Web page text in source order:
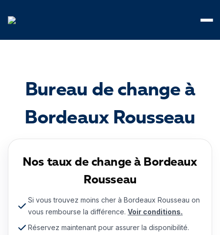
Bureau de change à
Bordeaux Rousseau
Nos taux de change à Bordeaux
Rousseau
Si vous trouvez moins cher à Bordeaux Rousseau on
vous rembourse la différence. Voir conditions.
Réservez maintenant pour assurer la disponibilité.